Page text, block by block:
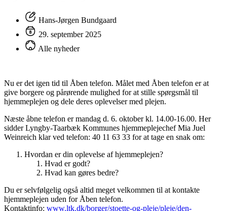
Hans-Jørgen Bundgaard
29. september 2025
Alle nyheder
Nu er det igen tid til Åben telefon. Målet med Åben telefon er at
give borgere og pårørende mulighed for at stille spørgsmål til
hjemmeplejen og dele deres oplevelser med plejen.
Næste åbne telefon er mandag d. 6. oktober kl. 14.00-16.00. Her
sidder Lyngby-Taarbæk Kommunes hjemmeplejechef Mia Juel
Weinreich klar ved telefon: 40 11 63 33 for at tage en snak om:
Hvordan er din oplevelse af hjemmeplejen?
Hvad er godt?
Hvad kan gøres bedre?
Du er selvfølgelig også altid meget velkommen til at kontakte
hjemmeplejen uden for Åben telefon.
Kontaktinfo: www.ltk.dk/borger/stoette-og-pleje/pleje/den-